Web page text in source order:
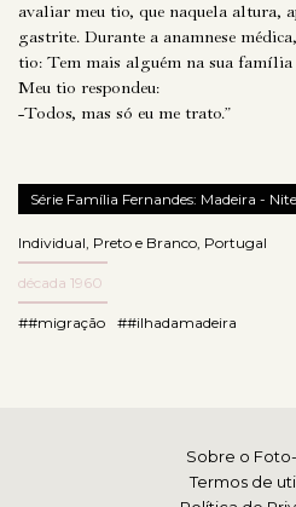
avaliar meu tio, que naquela altura,
gastrite. Durante a anamnese
tio: Tem mais alguém na sua
Meu tio respondeu:
-Todos, mas só eu me trato.”
Série Família Fernandes: Madeira -
Individual, Preto e Branco, Portugal
década 1960
##migração ##ilhadamadeira
Sobre o
Termos de